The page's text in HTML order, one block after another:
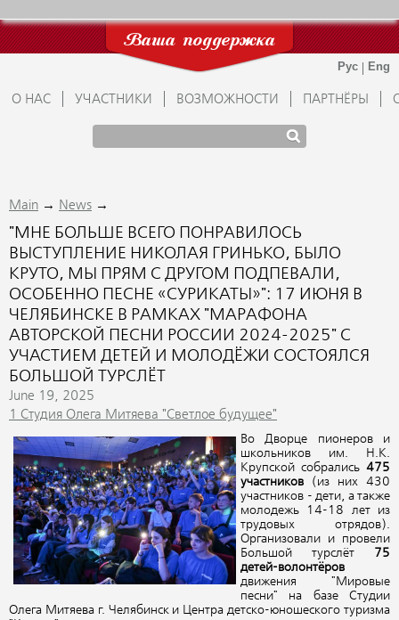
Ваша поддержка
О НАС УЧАСТНИКИ ВОЗМОЖНОСТИ ПАРТНЁРЫ
Main → News →
"МНЕ БОЛЬШЕ ВСЕГО ПОНРАВИЛОСЬ
ВЫСТУПЛЕНИЕ НИКОЛАЯ ГРИНЬКО, БЫЛО
КРУТО, МЫ ПРЯМ С ДРУГОМ ПОДПЕВАЛИ,
ОСОБЕННО ПЕСНЕ «СУРИКАТЫ»": 17 ИЮНЯ В
ЧЕЛЯБИНСКЕ В РАМКАХ "МАРАФОНА
АВТОРСКОЙ ПЕСНИ РОССИИ 2024-2025" С
УЧАСТИЕМ ДЕТЕЙ И МОЛОДЁЖИ СОСТОЯЛСЯ
БОЛЬШОЙ ТУРСЛЁТ
June 19, 2025
1 Студия Олега Митяева "Светлое будущее"
Во Дворце пионеров и
школьников им. Н.К.
Крупской собрались 475
участников (из них 430
участников - дети, а также
молодежь 14-18 лет из
трудовых отрядов).
Организовали и провели
Большой турслёт
75
детей-волонтёров
движения "Мировые
песни" на базе Студии
Олега Митяева г. Челябинск и Центра детско-юношеского туризма